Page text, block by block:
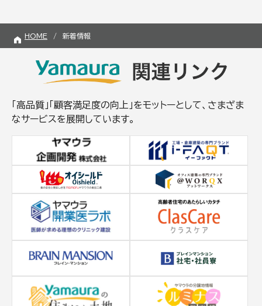
HOME 新着情報
「高品質」「顧客満足度の向上」をモットーとして、さまざま
なサービスを展開しています。